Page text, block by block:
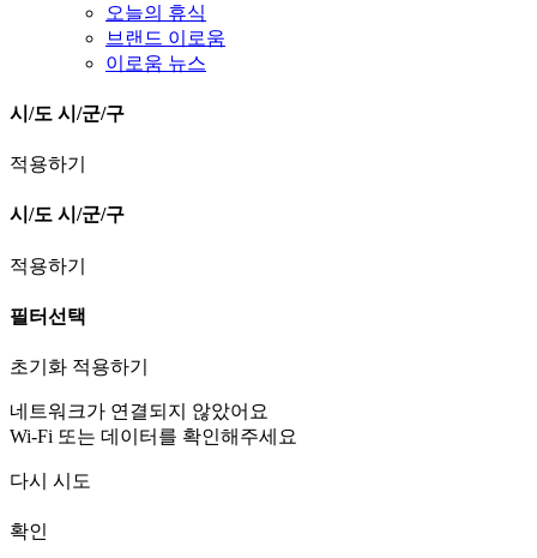
오늘의 휴식
브랜드 이로움
이로움 뉴스
시/도 시/군/구
적용하기
시/도 시/군/구
적용하기
필터선택
초기화 적용하기
네트워크가 연결되지 않았어요
Wi-Fi 또는 데이터를 확인해주세요
다시 시도
확인